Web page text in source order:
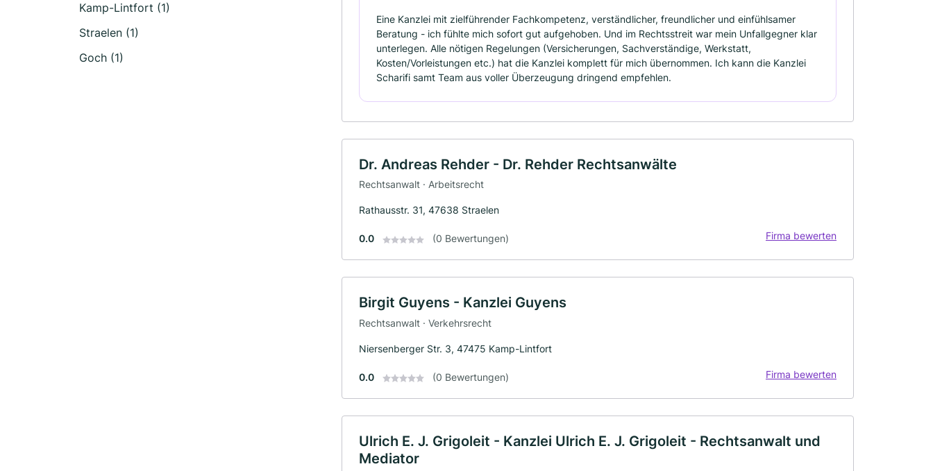
Kamp-Lintfort (1)
Straelen (1)
Goch (1)
Eine Kanzlei mit zielführender Fachkompetenz, verständlicher, freundlicher und einfühlsamer
Beratung - ich fühlte mich sofort gut aufgehoben. Und im Rechtsstreit war mein Unfallgegner klar
unterlegen. Alle nötigen Regelungen (Versicherungen, Sachverständige, Werkstatt,
Kosten/Vorleistungen etc.) hat die Kanzlei komplett für mich übernommen. Ich kann die Kanzlei
Scharifi samt Team aus voller Überzeugung dringend empfehlen.
Dr. Andreas Rehder - Dr. Rehder Rechtsanwälte
Rechtsanwalt · Arbeitsrecht
Rathausstr. 31, 47638 Straelen
0.0 (0 Bewertungen) Firma bewerten
Birgit Guyens - Kanzlei Guyens
Rechtsanwalt · Verkehrsrecht
Niersenberger Str. 3, 47475 Kamp-Lintfort
0.0 (0 Bewertungen) Firma bewerten
Ulrich E. J. Grigoleit - Kanzlei Ulrich E. J. Grigoleit - Rechtsanwalt und
Mediator